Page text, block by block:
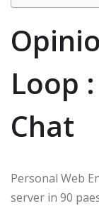
Loop
Chat
Personal Web
server in 90